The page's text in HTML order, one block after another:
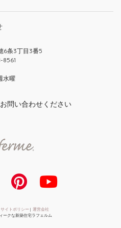
6条3丁目3番5
8561
水曜
問い合わせください
サイトポリシー | 運営会社
ークな新築住宅ラフェルム